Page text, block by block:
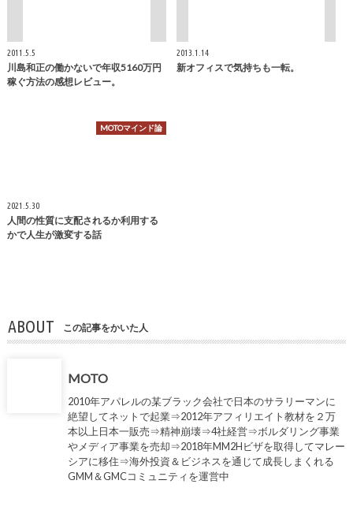
2011.5.5
川島和正の働かないで年収5160万円
稼ぐ方法の感想レビュー。
2013.1.14
新オフィスで気持ちも一転。
MOTOマインド論
2021.5.30
人間の性質に支配されるか利用する
かで人生が激変する話
ABOUT この記事をかいた人
MOTO
2010年アパレルの某ブラック会社で日本のサラリーマンに
絶望してネットで起業⇒2012年アフィリエイト教材を２万
本以上日本一販売⇒精神崩壊⇒4社経営⇒ボルダリング事業
やメディア事業を売却⇒2018年MM2Hビザを取得してマレー
シアに移住⇒海外投資＆ビジネスを通じて成長しまくれる
GMM＆GMCコミュニティを運営中